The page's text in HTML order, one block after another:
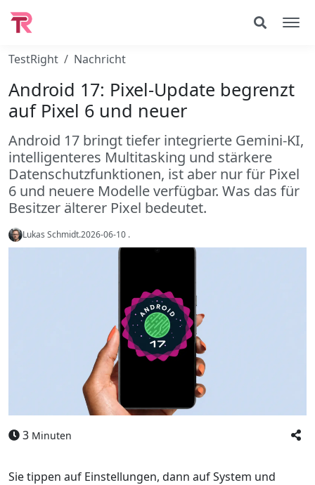
TestRight Nachricht
Android 17: Pixel-Update begrenzt
auf Pixel 6 und neuer
Android 17 bringt tiefer integrierte Gemini-KI,
intelligenteres Multitasking und stärkere
Datenschutzfunktionen, ist aber nur für Pixel
6 und neuere Modelle verfügbar. Was das für
Besitzer älterer Pixel bedeutet.
Lukas Schmidt.2026-06-10 .
3 Minuten
Sie tippen auf Einstellungen, dann auf System und